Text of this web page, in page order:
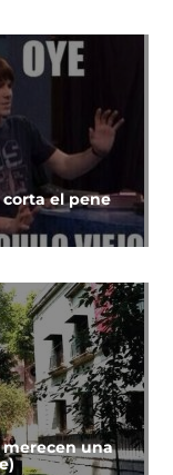
corta el pene
merecen una